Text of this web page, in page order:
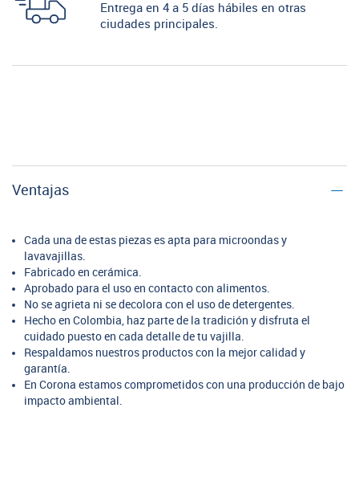
Entrega en 4 a 5 días hábiles en otras
ciudades principales.
Ventajas
Cada una de estas piezas es apta para microondas y
lavavajillas.
Fabricado en cerámica.
Aprobado para el uso en contacto con alimentos.
No se agrieta ni se decolora con el uso de detergentes.
Hecho en Colombia, haz parte de la tradición y disfruta el
cuidado puesto en cada detalle de tu vajilla.
Respaldamos nuestros productos con la mejor calidad y
garantía.
En Corona estamos comprometidos con una producción de bajo
impacto ambiental.